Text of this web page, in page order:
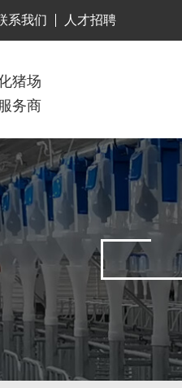
系我们 人才招聘
猪场
务商